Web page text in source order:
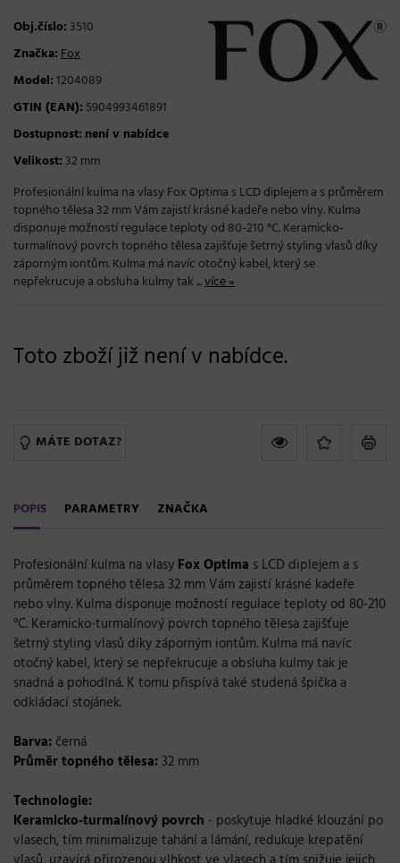
Obj.číslo: 3510
Značka:Fox
Model:1204089
GTIN (EAN): 5904993461891
Dostupnost: není v nabídce
Velikost: 32 mm
Profesionální kulma na vlasy Fox Optima s LCD diplejem a s průměrem
topného tělesa 32 mm Vám zajistí krásné kadeře nebo vlny. Kulma
disponuje možností regulace teploty od 80-210 °C. Keramicko-
turmalínový povrch topného tělesa zajišťuje šetrný styling vlasů díky
záporným iontům. Kulma má navíc otočný kabel, který se
nepřekrucuje a obsluha kulmy tak ...více »
Toto zboží již není v nabídce.
MÁTE DOTAZ?
POPIS PARAMETRY ZNAČKA
Profesionální kulma na vlasy Fox Optima s LCD diplejem a s
průměrem topného tělesa 32 mm Vám zajistí krásné kadeře
nebo vlny. Kulma disponuje možností regulace teploty od 80-210
°C. Keramicko-turmalínový povrch topného tělesa zajišťuje
šetrný styling vlasů díky záporným iontům. Kulma má navíc
otočný kabel, který se nepřekrucuje a obsluha kulmy tak je
snadná a pohodlná. K tomu přispívá také studená špička a
odkládací stojánek.
Barva: černá
Průměr topného tělesa: 32 mm
Technologie:
Keramicko-turmalínový povrch - poskytuje hladké klouzání po
vlasech, tím minimalizuje tahání a lámání, redukuje krepatění